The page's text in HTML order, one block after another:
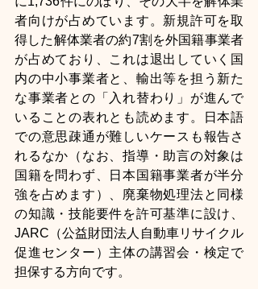
者向けが占めています。新規許可を取
得した解体業者の約7割を外国籍事業者
が占めており、これは退出していく国
内の中小事業者と、輸出等を担う新た
な事業者との「入れ替わり」が進んで
いることの表れとも読めます。日本語
での意思疎通が難しいケースも報告さ
れるなか（なお、指導・助言の対象は
国籍を問わず、日本国籍事業者が半分
強を占めます）、廃棄物処理法と同様
の知識・技能要件を許可基準に設け、
JARC（公益財団法人自動車リサイクル
促進センター）主体の講習会・検定で
担保する方向です。